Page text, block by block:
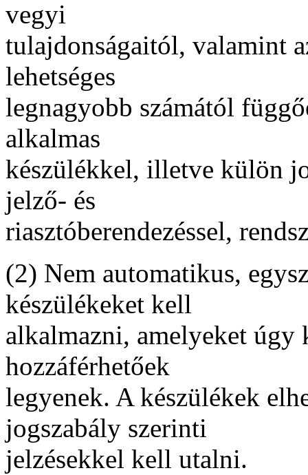
vegyi
tulajdonságaitól, valamint
lehetséges
legnagyobb számától
alkalmas
készülékkel, illetve külön
jelző- és
riasztóberendezéssel,
(2) Nem automatikus,
készülékeket kell
alkalmazni, amelyeket
hozzáférhetőek
legyenek. A készülékek
jogszabály szerinti
jelzésekkel kell utalni.